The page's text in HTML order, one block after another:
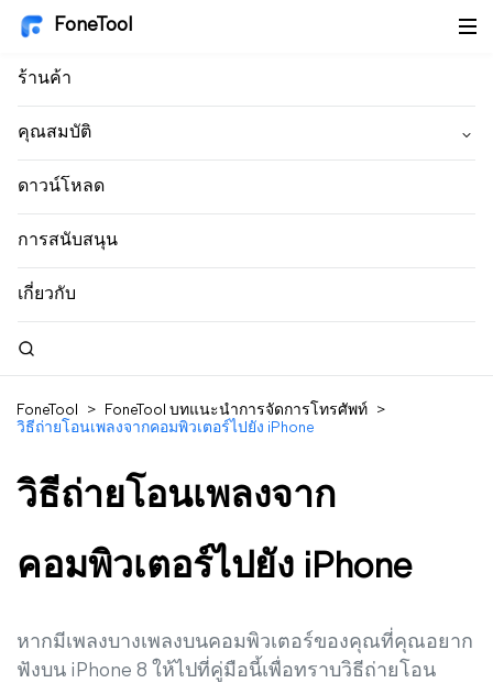
FoneTool
ร้านค้า
คุณสมบัติ
ดาวน์โหลด
การสนับสนุน
เกี่ยวกับ
FoneTool > FoneTool บทแนะนำการจัดการโทรศัพท์ >
วิธีถ่ายโอนเพลงจากคอมพิวเตอร์ไปยัง iPhone
วิธีถ่ายโอนเพลงจาก
คอมพิวเตอร์ไปยัง iPhone
หากมีเพลงบางเพลงบนคอมพิวเตอร์ของคุณที่คุณอยาก
ฟังบน iPhone 8 ให้ไปที่คู่มือนี้เพื่อทราบวิธีถ่ายโอน